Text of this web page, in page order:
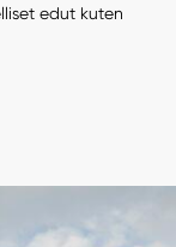
edut kuten